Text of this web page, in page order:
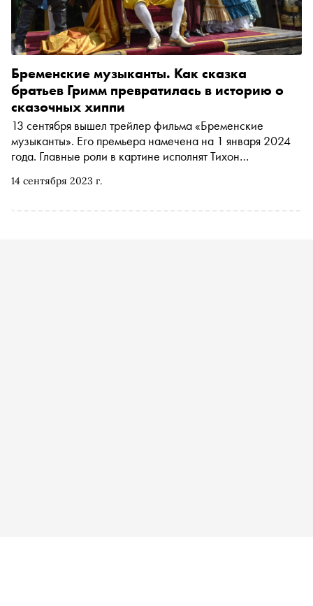
14 сентября 2023 г.
Бременские музыканты. Как сказка
братьев Гримм превратилась в историю о
сказочных хиппи
13 сентября вышел трейлер фильма «Бременские
музыканты». Его премьера намечена на 1 января 2024
года. Главные роли в картине исполнят Тихон
«Сноб» вспомнил историю создания оригинального